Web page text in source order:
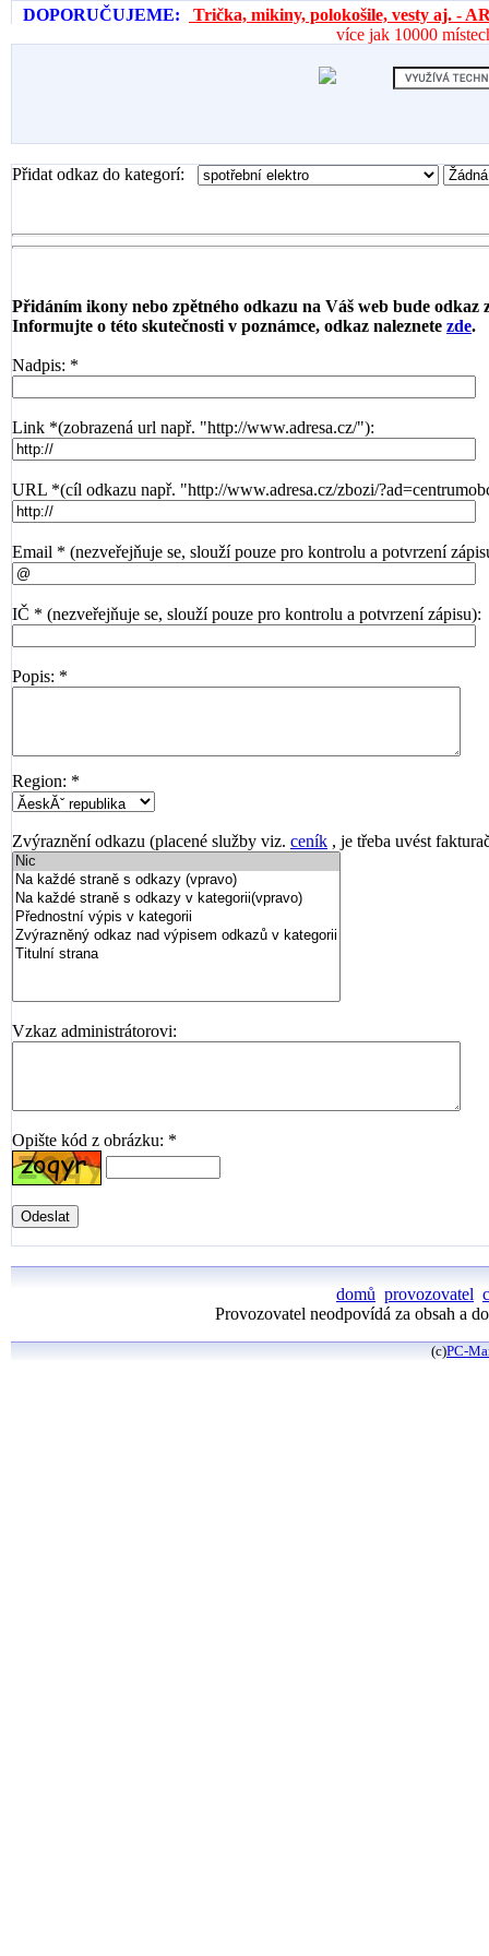
DOPORUČUJEME:
Trička, mikiny, polokošile, vesty aj. -
více jak 10000
Přidat odkaz do kategorí:
Přidáním ikony nebo zpětného odkazu na Váš web bude odkaz
Informujte o této skutečnosti v poznámce, odkaz naleznete zde.
Nadpis: *
Link *(zobrazená url např. "http://www.adresa.cz/"):
URL *(cíl odkazu např. "http://www.adresa.cz/zbozi/
Email * (nezveřejňuje se, slouží pouze pro kontrolu a potvrzení
IČ * (nezveřejňuje se, slouží pouze pro kontrolu a potvrzení zápisu):
Popis: *
Region: *
Zvýraznění odkazu (placené služby viz. ceník , je třeba uvést
Vzkaz administrátorovi:
Opište kód z obrázku: *
domů provozovatel
Provozovatel neodpovídá za obsah a
(c)PC-